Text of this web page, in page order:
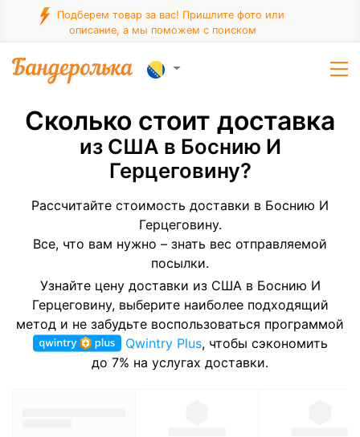
Подберем товар за вас! Пришлите фото или
описание, а мы поможем с поиском
Сколько стоит доставка
из США в Боснию И
Герцеговину?
Рассчитайте стоимость доставки в Боснию И
Герцеговину.
Все, что вам нужно – знать вес отправляемой
посылки.
Узнайте цену доставки из США в Боснию И
Герцеговину, выберите наиболее подходящий
метод и не забудьте воспользоваться программой
Qwintry Plus, чтобы сэкономить
до 7% на услугах доставки.